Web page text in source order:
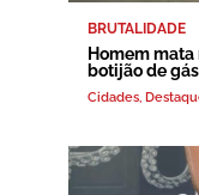
BRUTALIDADE
Homem
botijão de gás
Cidades,